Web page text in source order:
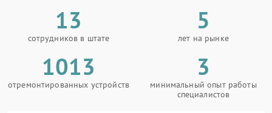
13
сотрудников в штате
5
лет на рынке
1013
отремонтированных устройств
3
минимальный опыт работы
специалистов